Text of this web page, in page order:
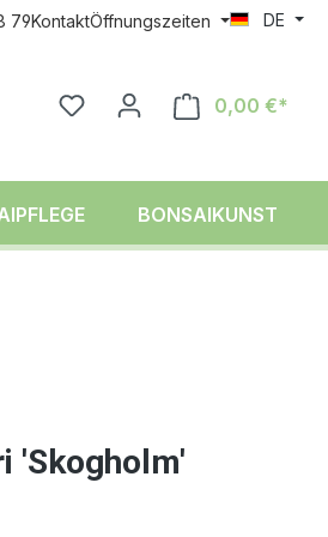
79KontaktÖffnungszeiten DE
0,00 €*
BONSAIKUNST
'Skogholm'